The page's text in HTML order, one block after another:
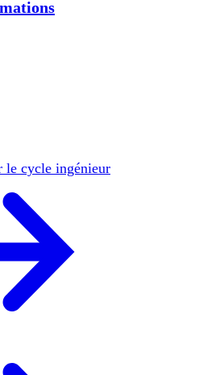
le cycle ingénieur